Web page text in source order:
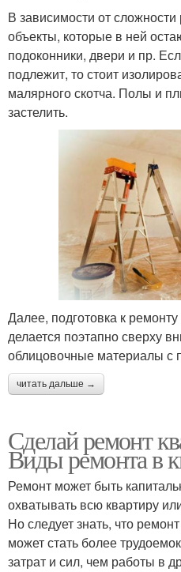
В зависимости от
объекты, которые в ней
подоконники, двери и пр.
подлежит, то стоит
малярного скотча. Полы и
застелить.
Далее, подготовка к
делается поэтапно сверху
облицовочные материалы с
читать дальше →
Сделай ремонт
Виды ремонта в
Ремонт может быть
охватывать всю квартиру
Но следует знать, что
может стать более
затрат и сил, чем работы в